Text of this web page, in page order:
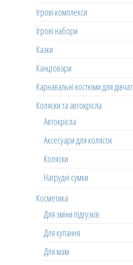
Ігрові комплекси
Ігрові набори
Казки
Канцтовари
Карнавальні костюми для дівчат
Коляски та автокрісла
Автокрісла
Аксесуари для колясок
Коляски
Нагрудні сумки
Косметика
Для зміни підгузків
Для купання
Для мам